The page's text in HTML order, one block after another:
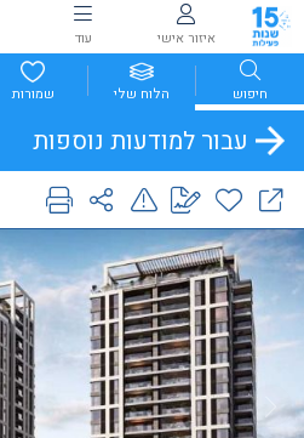
איזור אישי עוד
חיפוש הלוח שלי שמורות
עבור למודעות נוספות